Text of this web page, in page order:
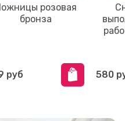
розовая
бронза
руб 580